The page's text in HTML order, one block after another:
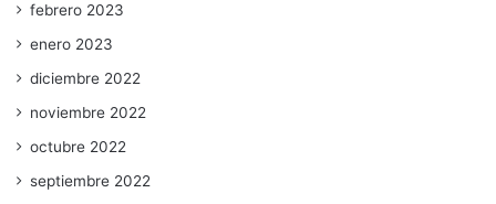
febrero 2023
enero 2023
diciembre 2022
noviembre 2022
octubre 2022
septiembre 2022